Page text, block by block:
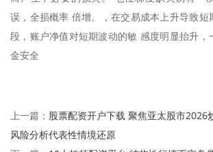
误，全损概率 倍增。，在交易成本上升导致短
段，账户净值对短期波动的敏 感度明显抬升，
金安全
上一篇： 股票配资开户下载 聚焦亚太股市2026
风险分析代表性情境还原